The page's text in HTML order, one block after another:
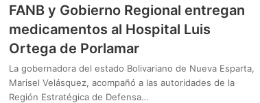
FANB y Gobierno Regional entregan
medicamentos al Hospital Luis
Ortega de Porlamar
La gobernadora del estado Bolivariano de Nueva Esparta,
Marisel Velásquez, acompañó a las autoridades de la
Región Estratégica de Defensa…